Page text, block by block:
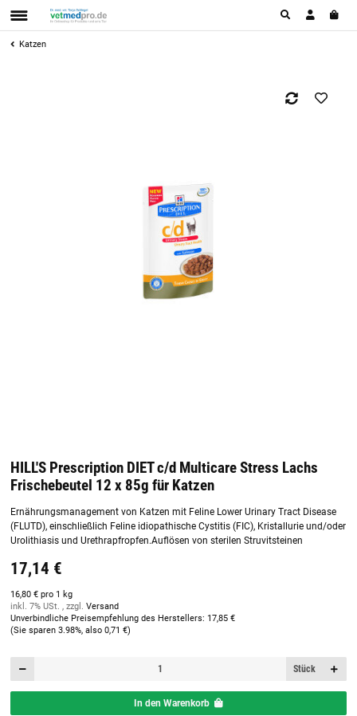
Katzen
HILL'S Prescription DIET c/d Multicare Stress Lachs
Frischebeutel 12 x 85g für Katzen
Ernährungsmanagement von Katzen mit Feline Lower Urinary Tract Disease
(FLUTD), einschließlich Feline idiopathische Cystitis (FIC), Kristallurie und/oder
Urolithiasis und Urethrapfropfen.Auflösen von sterilen Struvitsteinen
17,14 €
16,80 € pro 1 kg
inkl. 7% USt. , zzgl. Versand
Unverbindliche Preisempfehlung des Herstellers: 17,85 €
(Sie sparen 3.98%, also 0,71 €)
Stück
In den Warenkorb